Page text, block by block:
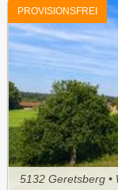
PROVISIONSFREI
5132 Geretsberg •